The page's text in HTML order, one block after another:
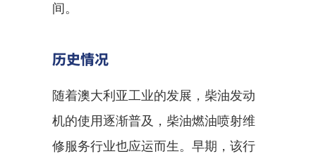
间。
历史情况
随着澳大利亚工业的发展，柴油发动
机的使用逐渐普及，柴油燃油喷射维
修服务行业也应运而生。早期，该行